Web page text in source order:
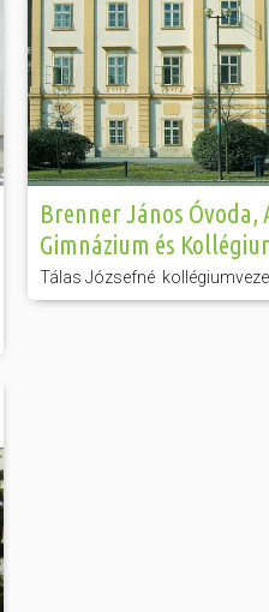
Brenner János
Gimnázium és
Tálas Józsefné